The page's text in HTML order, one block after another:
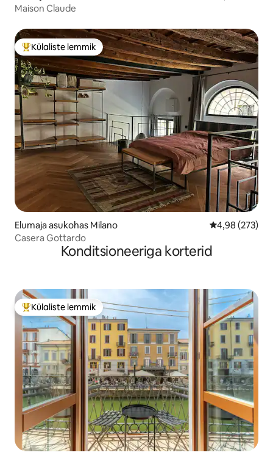
Maison Claude
Külaliste suur lemmik
Külaliste lemmik
Elumaja asukohas Milano Keskmine
4,98 (273)
Casera Gottardo
Konditsioneeriga korterid
Külaliste suur lemmik
Külaliste lemmik